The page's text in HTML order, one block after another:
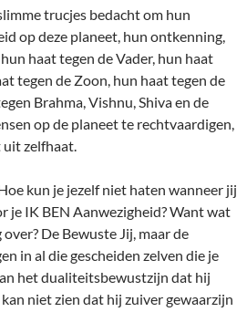
trucjes bedacht om hun
op deze planeet, hun ontkenning,
haat tegen de Vader, hun haat
tegen de Zoon, hun haat tegen de
Brahma, Vishnu, Shiva en de
op de planeet te rechtvaardigen,
zelfhaat.
kun je jezelf niet haten wanneer jij
je IK BEN Aanwezigheid? Want wat
De Bewuste Jij, maar de
in al die gescheiden zelven die je
het dualiteitsbewustzijn dat hij
niet zien dat hij zuiver gewaarzijn